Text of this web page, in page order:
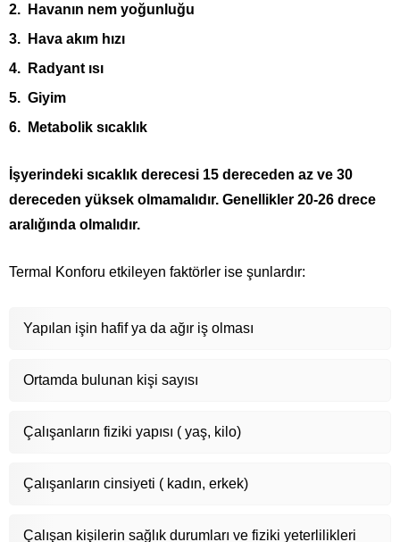
Havanın nem yoğunluğu
Hava akım hızı
Radyant ısı
Giyim
Metabolik sıcaklık
İşyerindeki sıcaklık derecesi 15 dereceden az ve 30
dereceden yüksek olmamalıdır. Genellikler 20-26 drece
aralığında olmalıdır.
Termal Konforu etkileyen faktörler ise şunlardır:
Yapılan işin hafif ya da ağır iş olması
Ortamda bulunan kişi sayısı
Çalışanların fiziki yapısı ( yaş, kilo)
Çalışanların cinsiyeti ( kadın, erkek)
Çalışan kişilerin sağlık durumları ve fiziki yeterlilikleri